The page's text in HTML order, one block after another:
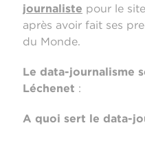
journaliste pour le
après avoir fait ses
du Monde.
Le data-journalisme
Léchenet :
A quoi sert le data-